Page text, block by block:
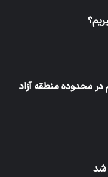
محدوده منطقه آزاد
شد